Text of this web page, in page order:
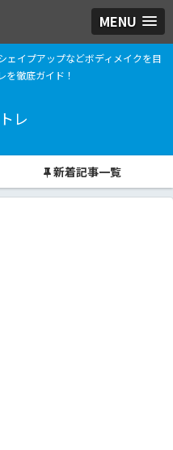
MENU
ェイプアップなどボディメイクを目
を徹底ガイド！
レ
新着記事一覧